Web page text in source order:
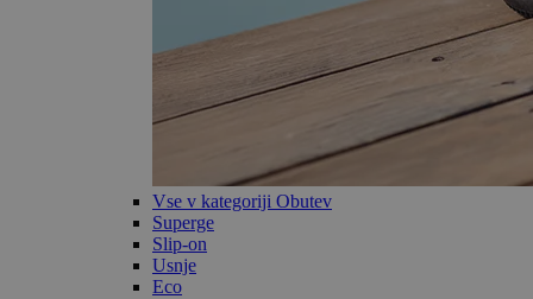
Vse v kategoriji Obutev
Superge
Slip-on
Usnje
Eco